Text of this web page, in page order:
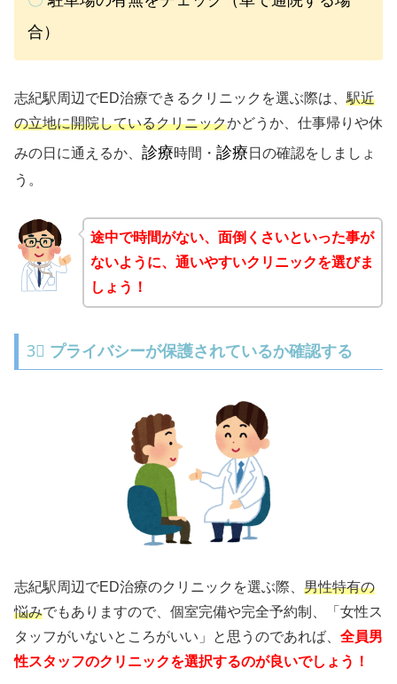
合）
志紀駅周辺でED治療できるクリニックを選ぶ際は、 駅近
の立地に開院しているクリニックかどうか、仕事帰りや休
みの日に通えるか、 診療時間・ 診療 日の確認をしましょ
う。
途中で時間がない、面倒くさいといった事が
ないように、通いやすいクリニックを選びま
しょう！
3⃣ プライバシーが保護されているか確認する
志紀駅周辺でED治療のクリニックを選ぶ際、 男性特有の
悩みでもありますので、個室完備や完全予約制、「女性ス
タッフがいないところがいい」と思うのであれば、 全員男
性スタッフのクリニックを選択するのが良いでしょう！